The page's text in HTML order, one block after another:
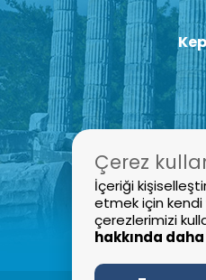
Çerez
İçeriği
etmek için
çerezlerimizi
hakkında